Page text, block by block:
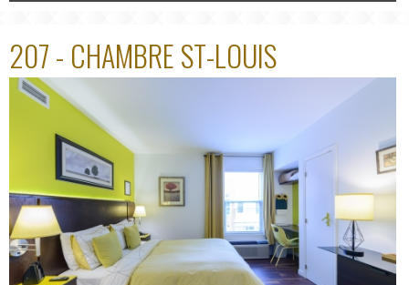
207 - CHAMBRE ST-LOUIS